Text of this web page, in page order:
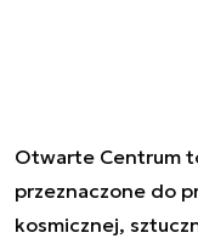
Otwarte Centrum
przeznaczone do
kosmicznej,